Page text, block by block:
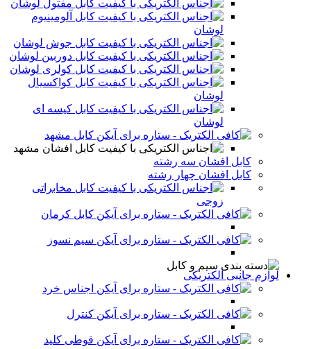
کابل مفتول لوشان
کابل آلومینیوم
لوشان
کابل جوش لوشان
کابل دوربین لوشان
کابل کولری لوشان
کابل کواکسیال
لوشان
کابل کیسه ای
لوشان
کابل مشهد
کابل افشان مشهد
کابل افشان سه رشته
کابل افشان چهار رشته
کابل مخابراتی
زوجی
کابل کرمان
سیم نسوز
لوازم جانبی الکتریکی
اجناس خرد
کنترل
قوطی کلید